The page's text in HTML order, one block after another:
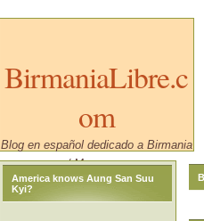
BirmaniaLibre.c
om
Blog en español dedicado a Birmania
/ Myanmar.
America knows Aung San Suu
Kyi?